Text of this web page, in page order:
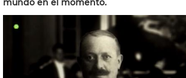
mundo en el momento.